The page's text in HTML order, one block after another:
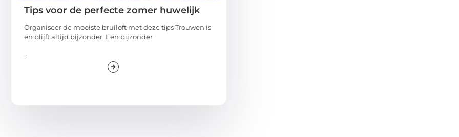
Tips voor de perfecte zomer huwelijk
Organiseer de mooiste bruiloft met deze tips Trouwen is
en blijft altijd bijzonder. Een bijzonder
...